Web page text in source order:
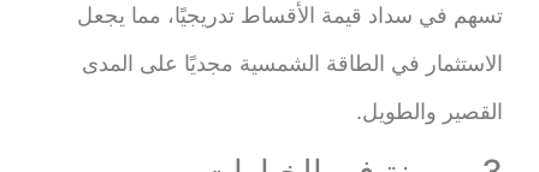
تسهم في سداد قيمة الأقساط تدريجيًا، مما يجعل
الاستثمار في الطاقة الشمسية مجديًا على المدى
القصير والطويل.